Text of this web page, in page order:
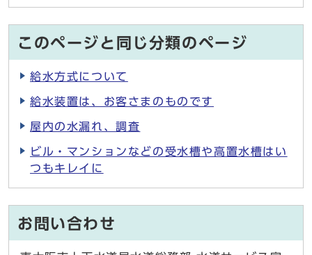
このページと同じ分類のページ
給水方式について
給水装置は、お客さまのものです
屋内の水漏れ、調査
ビル・マンションなどの受水槽や高置水槽はい
つもキレイに
お問い合わせ